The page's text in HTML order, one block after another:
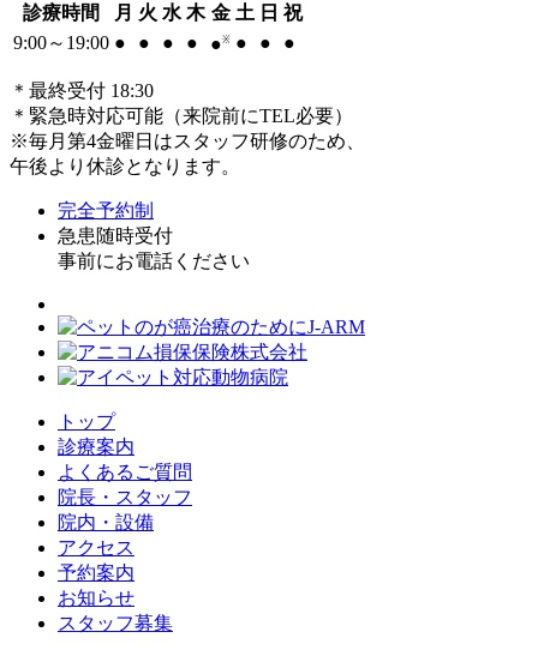
診療時間
月 火 水 木 金 土 日 祝
9:00～19:00 ● ● ● ● ●※ ● ● ●
＊最終受付 18:30
＊緊急時対応可能（来院前にTEL必要）
※毎月第4金曜日はスタッフ研修のため、
午後より休診となります。
完全予約制
急患随時受付
事前にお電話ください
トップ
診療案内
よくあるご質問
院長・スタッフ
院内・設備
アクセス
予約案内
お知らせ
スタッフ募集